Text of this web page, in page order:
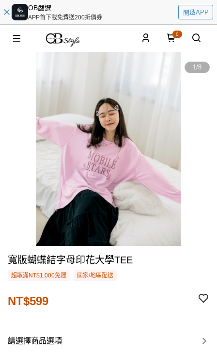
OB嚴選
APP首下載免費送200折價券
開啟APP
0
1/8
寬版蝴蝶結字母印花大學TEE
超取滿NT$1,000免運 國家/地區配送
NT$599
請選擇商品選項